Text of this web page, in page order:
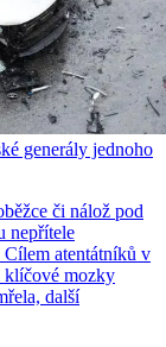
generály jednoho
či nálož pod
nepřítele
atentátníků v
klíčové mozky
další